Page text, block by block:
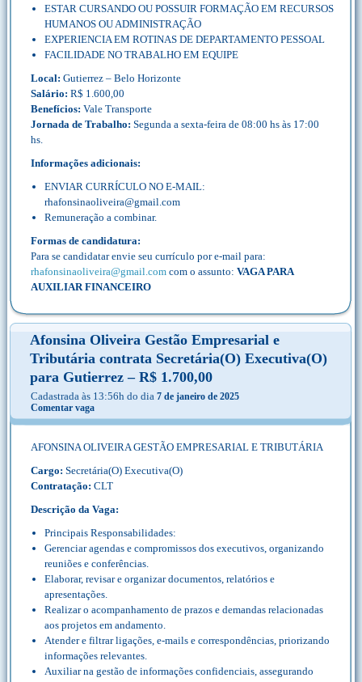
ESTAR CURSANDO OU POSSUIR FORMAÇÃO EM RECURSOS
HUMANOS OU ADMINISTRAÇÃO
EXPERIENCIA EM ROTINAS DE DEPARTAMENTO PESSOAL
FACILIDADE NO TRABALHO EM EQUIPE
Local: Gutierrez – Belo Horizonte
Salário: R$ 1.600,00
Benefícios: Vale Transporte
Jornada de Trabalho: Segunda a sexta-feira de 08:00 hs às 17:00
hs.
Informações adicionais:
ENVIAR CURRÍCULO NO E-MAIL:
rhafonsinaoliveira@gmail.com
Remuneração a combinar.
Formas de candidatura:
Para se candidatar envie seu currículo por e-mail para:
rhafonsinaoliveira@gmail.com com o assunto: VAGA PARA
AUXILIAR FINANCEIRO
Afonsina Oliveira Gestão Empresarial e
Tributária contrata Secretária(O) Executiva(O)
para Gutierrez – R$ 1.700,00
Cadastrada às 13:56h do dia 7 de janeiro de 2025
Comentar vaga
AFONSINA OLIVEIRA GESTÃO EMPRESARIAL E TRIBUTÁRIA
Cargo: Secretária(O) Executiva(O)
Contratação: CLT
Descrição da Vaga:
Principais Responsabilidades:
Gerenciar agendas e compromissos dos executivos, organizando
reuniões e conferências.
Elaborar, revisar e organizar documentos, relatórios e
apresentações.
Realizar o acompanhamento de prazos e demandas relacionadas
aos projetos em andamento.
Atender e filtrar ligações, e-mails e correspondências, priorizando
informações relevantes.
Auxiliar na gestão de informações confidenciais, assegurando